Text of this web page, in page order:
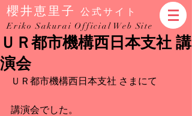
櫻井恵里子
公式サイト
Eriko Sakurai Official Web Site
ＵＲ都市機構西日本支社 講
演会
ＵＲ都市機構西日本支社 さまにて
講演会でした。